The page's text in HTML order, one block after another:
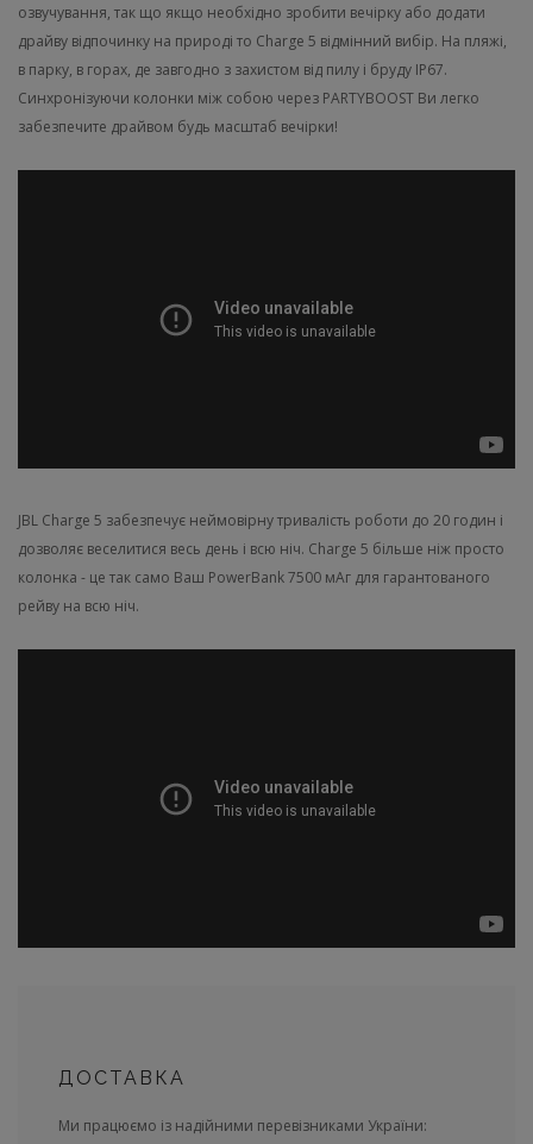
озвучування, так що якщо необхідно зробити вечірку або додати
драйву відпочинку на природі то Charge 5 відмінний вибір. На пляжі,
в парку, в горах, де завгодно з захистом від пилу і бруду IP67.
Синхронізуючи колонки між собою через PARTYBOOST Ви легко
забезпечите драйвом будь масштаб вечірки!
JBL Charge 5 забезпечує неймовірну тривалість роботи до 20 годин і
дозволяє веселитися весь день і всю ніч. Charge 5 більше ніж просто
колонка - це так само Ваш PowerBank 7500 мАг для гарантованого
рейву на всю ніч.
ДОСТАВКА
Ми працюємо із надійними перевізниками України: